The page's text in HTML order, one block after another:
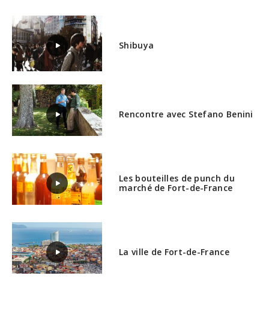
Shibuya
Rencontre avec Stefano Benini
Les bouteilles de punch du
marché de Fort-de-France
La ville de Fort-de-France